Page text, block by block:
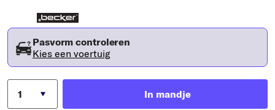
Pasvorm controleren
Kies een voertuig
In mandje